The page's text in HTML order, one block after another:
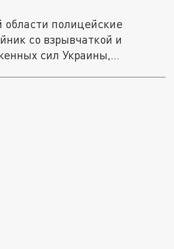
области полицейские
со взрывчаткой и
сил Украины,...